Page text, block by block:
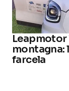
montagna:
farcela